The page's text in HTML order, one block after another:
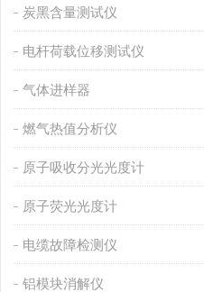
炭黑含量测试仪
电杆荷载位移测试仪
气体进样器
燃气热值分析仪
原子吸收分光光度计
原子荧光光度计
电缆故障检测仪
铝模块消解仪